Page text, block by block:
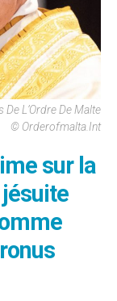
L’Ordre De Malte
© Orderofmalta.int
sur la